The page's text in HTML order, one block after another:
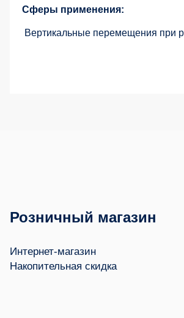
Сферы применения:
Вертикальные перемещения при
Розничный магазин
Интернет-магазин
Накопительная скидка